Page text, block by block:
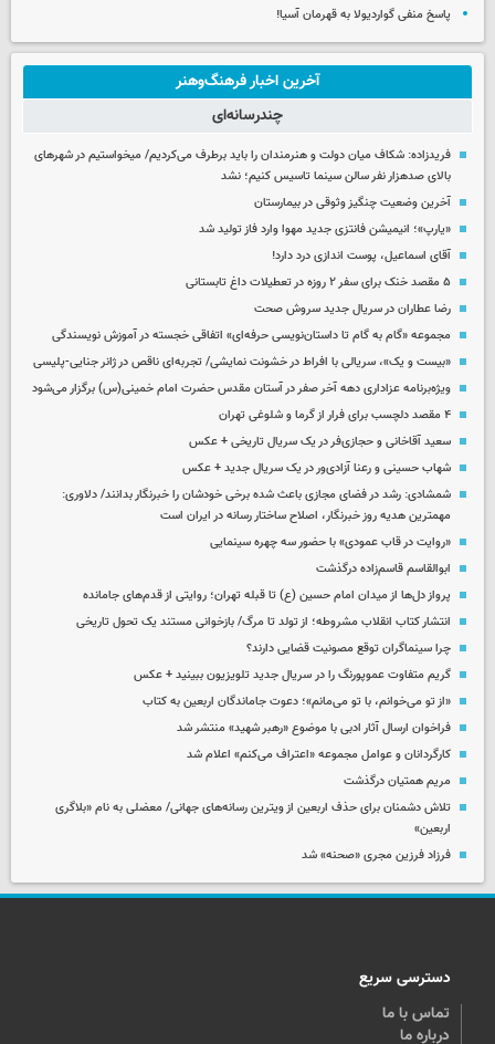
پاسخ منفی گواردیولا به قهرمان آسیا!
آخرین اخبار فرهنگ‌وهنر
چندرسانه‌ای
فریدزاده: شکاف میان دولت و هنرمندان را باید برطرف می‌کردیم/ میخواستیم در شهرهای
بالای صدهزار نفر سالن سینما تاسیس کنیم؛ نشد
آخرین وضعیت چنگیز وثوقی در بیمارستان
«یارپ»؛ انیمیشن فانتزی جدید مهوا وارد فاز تولید شد
آقای اسماعیل، پوست اندازی درد دارد!
۵ مقصد خنک برای سفر ۲ روزه در تعطیلات داغ تابستانی
رضا عطاران در سریال جدید سروش صحت
مجموعه «گام به گام تا داستان‌نویسی حرفه‌ای» اتفاقی خجسته در آموزش نویسندگی
«بیست و یک»، سریالی با افراط در خشونت نمایشی/ تجربه‌ای ناقص در ژانر جنایی-پلیسی
ویژه‌برنامه عزاداری دهه آخر صفر در آستان مقدس حضرت امام خمینی(س) برگزار می‌شود
۴ مقصد دلچسب برای فرار از گرما و شلوغی تهران
سعید آقاخانی و حجازی‌فر در یک سریال تاریخی + عکس
شهاب حسینی و رعنا آزادی‌ور در یک سریال جدید + عکس
شمشادی: رشد در فضای مجازی باعث شده برخی خودشان را خبرنگار بدانند/ دلاوری:
مهمترین هدیه‌ روز خبرنگار، اصلاح ساختار رسانه در ایران است
«روایت در قاب عمودی» با حضور سه چهره سینمایی
ابوالقاسم قاسم‌زاده درگذشت
پرواز دل‌ها از میدان امام حسین (ع) تا قبله تهران؛ روایتی از قدم‌های جامانده
انتشار کتاب انقلاب مشروطه؛ از تولد تا مرگ/ بازخوانی مستند یک تحول تاریخی
چرا سینماگران توقع مصونیت قضایی دارند؟
گریم متفاوت عموپورنگ را در سریال جدید تلویزیون ببینید + عکس
«از تو می‌خوانم، با تو می‌مانم»؛ دعوت جاماندگان اربعین به کتاب
فراخوان ارسال آثار ادبی با موضوع «رهبر شهید» منتشر شد
کارگردانان و عوامل مجموعه «اعتراف می‌کنم» اعلام شد
مریم همتیان درگذشت
تلاش دشمنان برای حذف اربعین از ویترین رسانه‌های جهانی/ معضلی به نام «بلاگری
اربعین»
فرزاد فرزین مجری «صحنه» شد
دسترسی سریع
تماس با ما
درباره ما